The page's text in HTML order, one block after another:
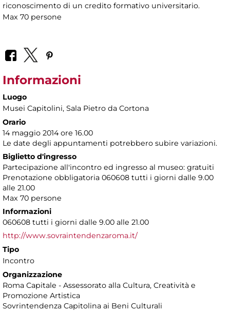
riconoscimento di un credito formativo universitario.
Max 70 persone
Informazioni
Luogo
Musei Capitolini, Sala Pietro da Cortona
Orario
14 maggio 2014 ore 16.00
Le date degli appuntamenti potrebbero subire variazioni.
Biglietto d'ingresso
Partecipazione all'incontro ed ingresso al museo: gratuiti
Prenotazione obbligatoria 060608 tutti i giorni dalle 9.00
alle 21.00
Max 70 persone
Informazioni
060608 tutti i giorni dalle 9.00 alle 21.00
http://www.sovraintendenzaroma.it/
Tipo
Incontro
Organizzazione
Roma Capitale - Assessorato alla Cultura, Creatività e
Promozione Artistica
Sovrintendenza Capitolina ai Beni Culturali